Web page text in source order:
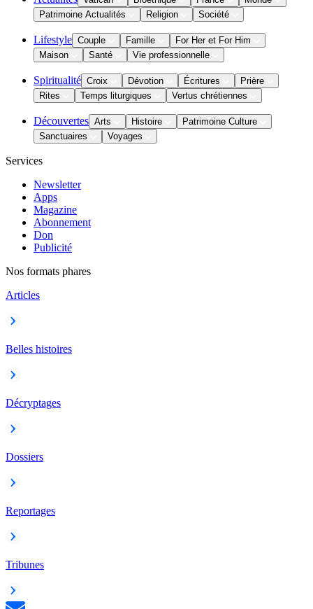
Patrimoine Actualités
Religion Société
Lifestyle Couple Famille
For Her et For Him
Maison
Santé Vie professionnelle
Spiritualité Croix Dévotion Écritures
Prière
Rites
Temps liturgiques Vertus chrétiennes
Découvertes Arts Histoire
Patrimoine Culture
Sanctuaires
Voyages
Services
Newsletter
Apps
Magazine
Abonnement
Don
Publicité
Nos formats phares
Articles
Belles histoires
Décryptages
Dossiers
Reportages
Tribunes